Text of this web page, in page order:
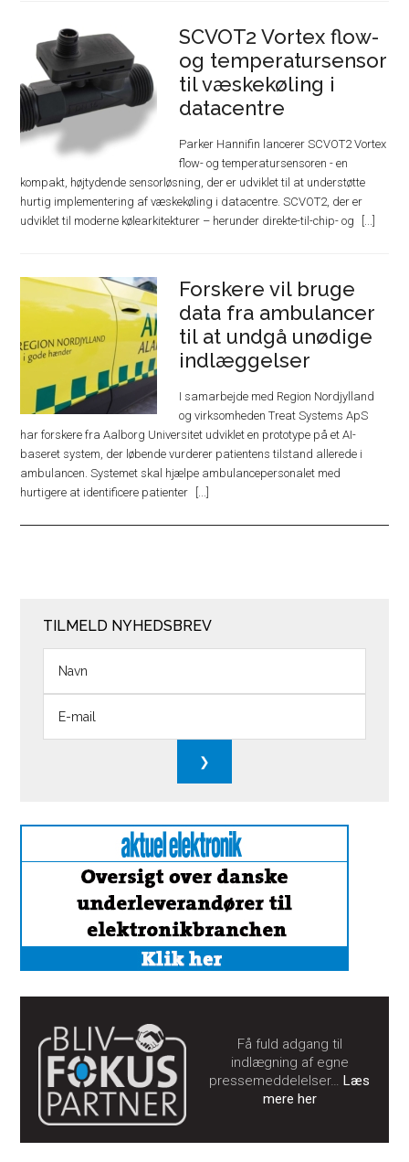
SCVOT2 Vortex flow-
og temperatursensor
til væskekøling i
datacentre
Parker Hannifin lancerer SCVOT2 Vortex
flow- og temperatursensoren - en
kompakt, højtydende sensorløsning, der er udviklet til at understøtte
hurtig implementering af væskekøling i datacentre. SCVOT2, der er
udviklet til moderne kølearkitekturer – herunder direkte-til-chip- og
Forskere vil bruge
data fra ambulancer
til at undgå unødige
indlæggelser
I samarbejde med Region Nordjylland
og virksomheden Treat Systems ApS
har forskere fra Aalborg Universitet udviklet en prototype på et AI-
baseret system, der løbende vurderer patientens tilstand allerede i
ambulancen. Systemet skal hjælpe ambulancepersonalet med
hurtigere at identificere patienter
TILMELD NYHEDSBREV
Få fuld adgang til
indlægning af egne
pressemeddelelser…Læs
mere her